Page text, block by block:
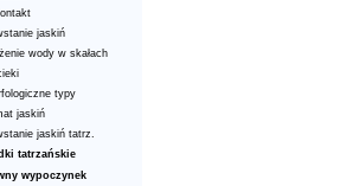
jaskiń
wody w skałach
typy
jaskiń
jaskiń tatrz.
tatrzańskie
wypoczynek